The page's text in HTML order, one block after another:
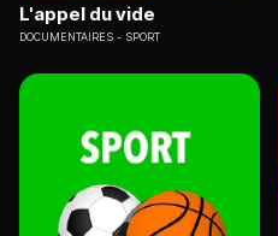
L'appel du vide
DOCUMENTAIRES SPORT